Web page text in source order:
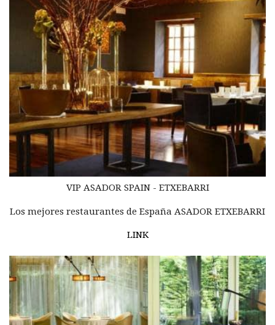
VIP ASADOR SPAIN - ETXEBARRI
Los mejores restaurantes de España ASADOR ETXEBARRI
LINK